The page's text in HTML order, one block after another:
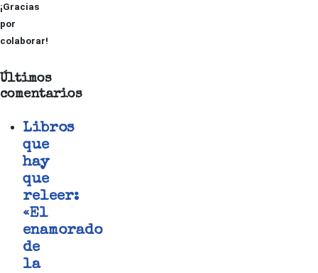
¡Gracias
por
colaborar!
Últimos
comentarios
Libros
que
hay
que
releer:
«El
enamorado
de
la